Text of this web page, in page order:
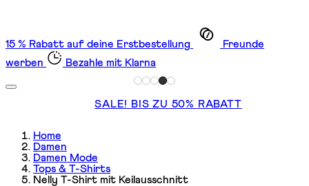
15 % Rabatt auf deine Erstbestellung
Freunde
werben
Bezahle mit Klarna
SALE! BIS ZU 50% RABATT
Home
Damen
Damen Mode
Tops & T-Shirts
Nelly T-Shirt mit Keilausschnitt